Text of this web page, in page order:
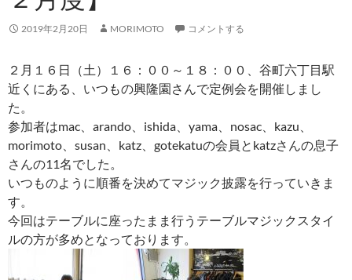
2019年2月20日 MORIMOTO コメントする
２月１６日（土）１６：００～１８：００、谷町六丁目駅
近くにある、いつもの興隆園さんで定例会を開催しまし
た。
参加者はmac、arando、ishida、yama、nosac、kazu、
morimoto、susan、katz、gotekatuの会員とkatzさんの息子
さんの11名でした。
いつものように順番を決めてマジック披露を行っていきま
す。
今回はテーブルに座ったまま行うテーブルマジックスタイ
ルの方が多めとなっております。